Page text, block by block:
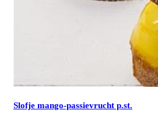
Slofje mango-passievrucht p.st.